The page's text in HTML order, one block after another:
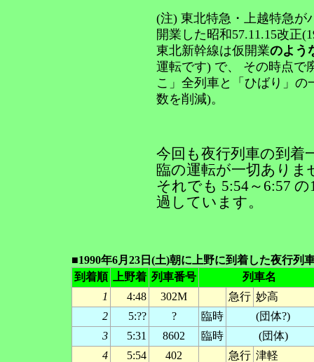
(注) 東北特急・上越特急が
開業した昭和57.11.15改正
東北新幹線は仮開業のよう
運転です) で、 その時点で
こ」全列車と「ひばり」
数を削減)。
今回も夜行列車の到着
臨の運転が一切あり
それでも 5:54～6:57
過しています。
■1990年6月23日(土)朝に上野に到着した夜行列
到着順
上野着 列車番号
列車名
1
4:48 302M 急行 妙高
2
5:?? ? 臨時
(団体?)
3
5:31 8602 臨時
(団体)
4
5:54 402 急行 津軽